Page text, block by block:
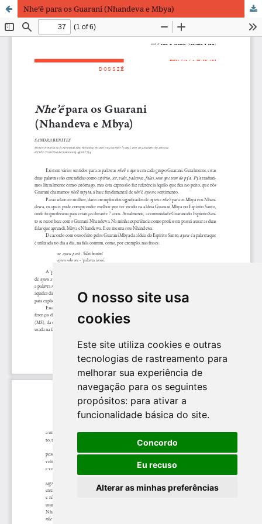
O nosso site usa
cookies
Este site utiliza cookies e outras
tecnologias de rastreamento para
melhorar sua experiência de
navegação para os seguintes
propósitos: para ativar a
funcionalidade básica do site.
Concordo
Eu recuso
Alterar as minhas preferências
Nhe’ẽ para os Guarani (Nhandeva e Mbya)